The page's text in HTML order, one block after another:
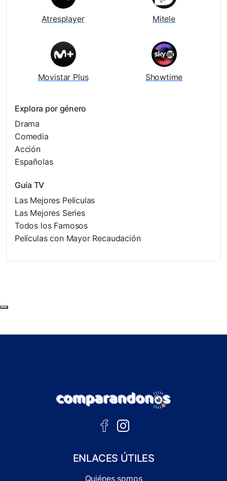
Atresplayer Mitele
Movistar Plus Showtime
Explora por género
Drama
Comedia
Acción
Españolas
Guía TV
Las Mejores Películas
Las Mejores Series
Todos los Famosos
Películas con Mayor Recaudación
ENLACES ÚTILES
Quiénes somos